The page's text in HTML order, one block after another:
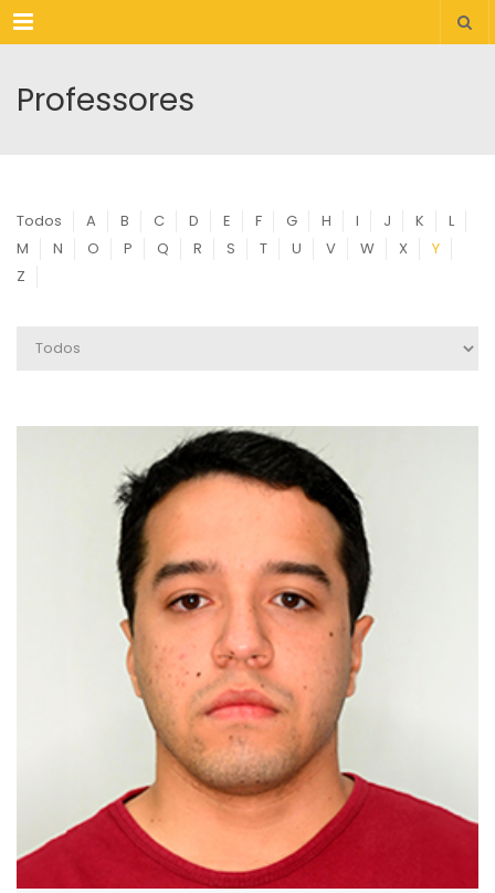
Menu
Professores
Todos A B C D E F G H I J K
L
M
N O P Q R S T U V W X
Y
Z